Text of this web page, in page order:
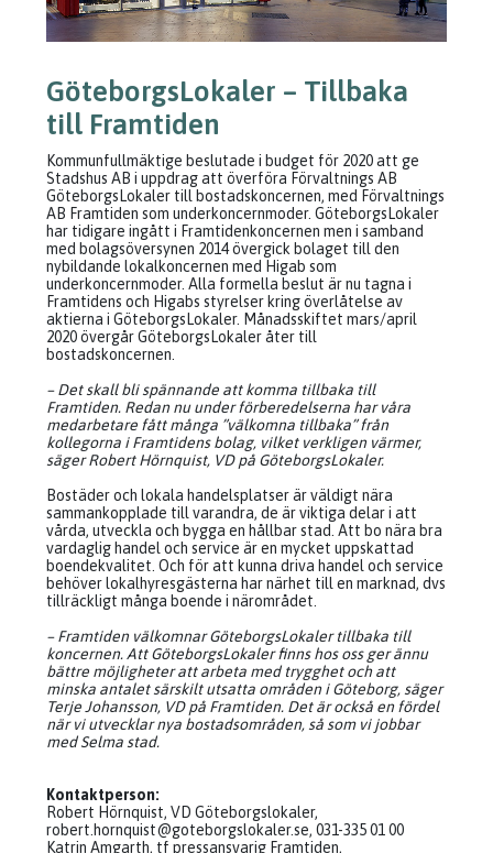
GöteborgsLokaler – Tillbaka
till Framtiden
Kommunfullmäktige beslutade i budget för 2020 att ge
Stadshus AB i uppdrag att överföra Förvaltnings AB
GöteborgsLokaler till bostadskoncernen, med Förvaltnings
AB Framtiden som underkoncernmoder. GöteborgsLokaler
har tidigare ingått i Framtidenkoncernen men i samband
med bolagsöversynen 2014 övergick bolaget till den
nybildande lokalkoncernen med Higab som
underkoncernmoder. Alla formella beslut är nu tagna i
Framtidens och Higabs styrelser kring överlåtelse av
aktierna i GöteborgsLokaler. Månadsskiftet mars/april
2020 övergår GöteborgsLokaler åter till
bostadskoncernen.
– Det skall bli spännande att komma tillbaka till
Framtiden. Redan nu under förberedelserna har våra
medarbetare fått många ”välkomna tillbaka” från
kollegorna i Framtidens bolag, vilket verkligen värmer,
säger Robert Hörnquist, VD på GöteborgsLokaler.
Bostäder och lokala handelsplatser är väldigt nära
sammankopplade till varandra, de är viktiga delar i att
vårda, utveckla och bygga en hållbar stad. Att bo nära bra
vardaglig handel och service är en mycket uppskattad
boendekvalitet. Och för att kunna driva handel och service
behöver lokalhyresgästerna har närhet till en marknad, dvs
tillräckligt många boende i närområdet.
– Framtiden välkomnar GöteborgsLokaler tillbaka till
koncernen. Att GöteborgsLokaler finns hos oss ger ännu
bättre möjligheter att arbeta med trygghet och att
minska antalet särskilt utsatta områden i Göteborg, säger
Terje Johansson, VD på Framtiden. Det är också en fördel
när vi utvecklar nya bostadsområden, så som vi jobbar
med Selma stad.
Kontaktperson:
Robert Hörnquist, VD Göteborgslokaler,
robert.hornquist@goteborgslokaler.se, 031-335 01 00
Katrin Amgarth, tf pressansvarig Framtiden,